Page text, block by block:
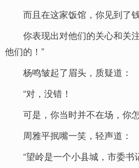
而且在这家饭馆，你见到了钱
你表现出对他们的关心和关
他们的！”
杨鸣皱起了眉头，质疑道：
“对，没错！
可是，你当时并不在场，你
周雅平抿嘴一笑，轻声道：
“望岭是一个小县城，市委书